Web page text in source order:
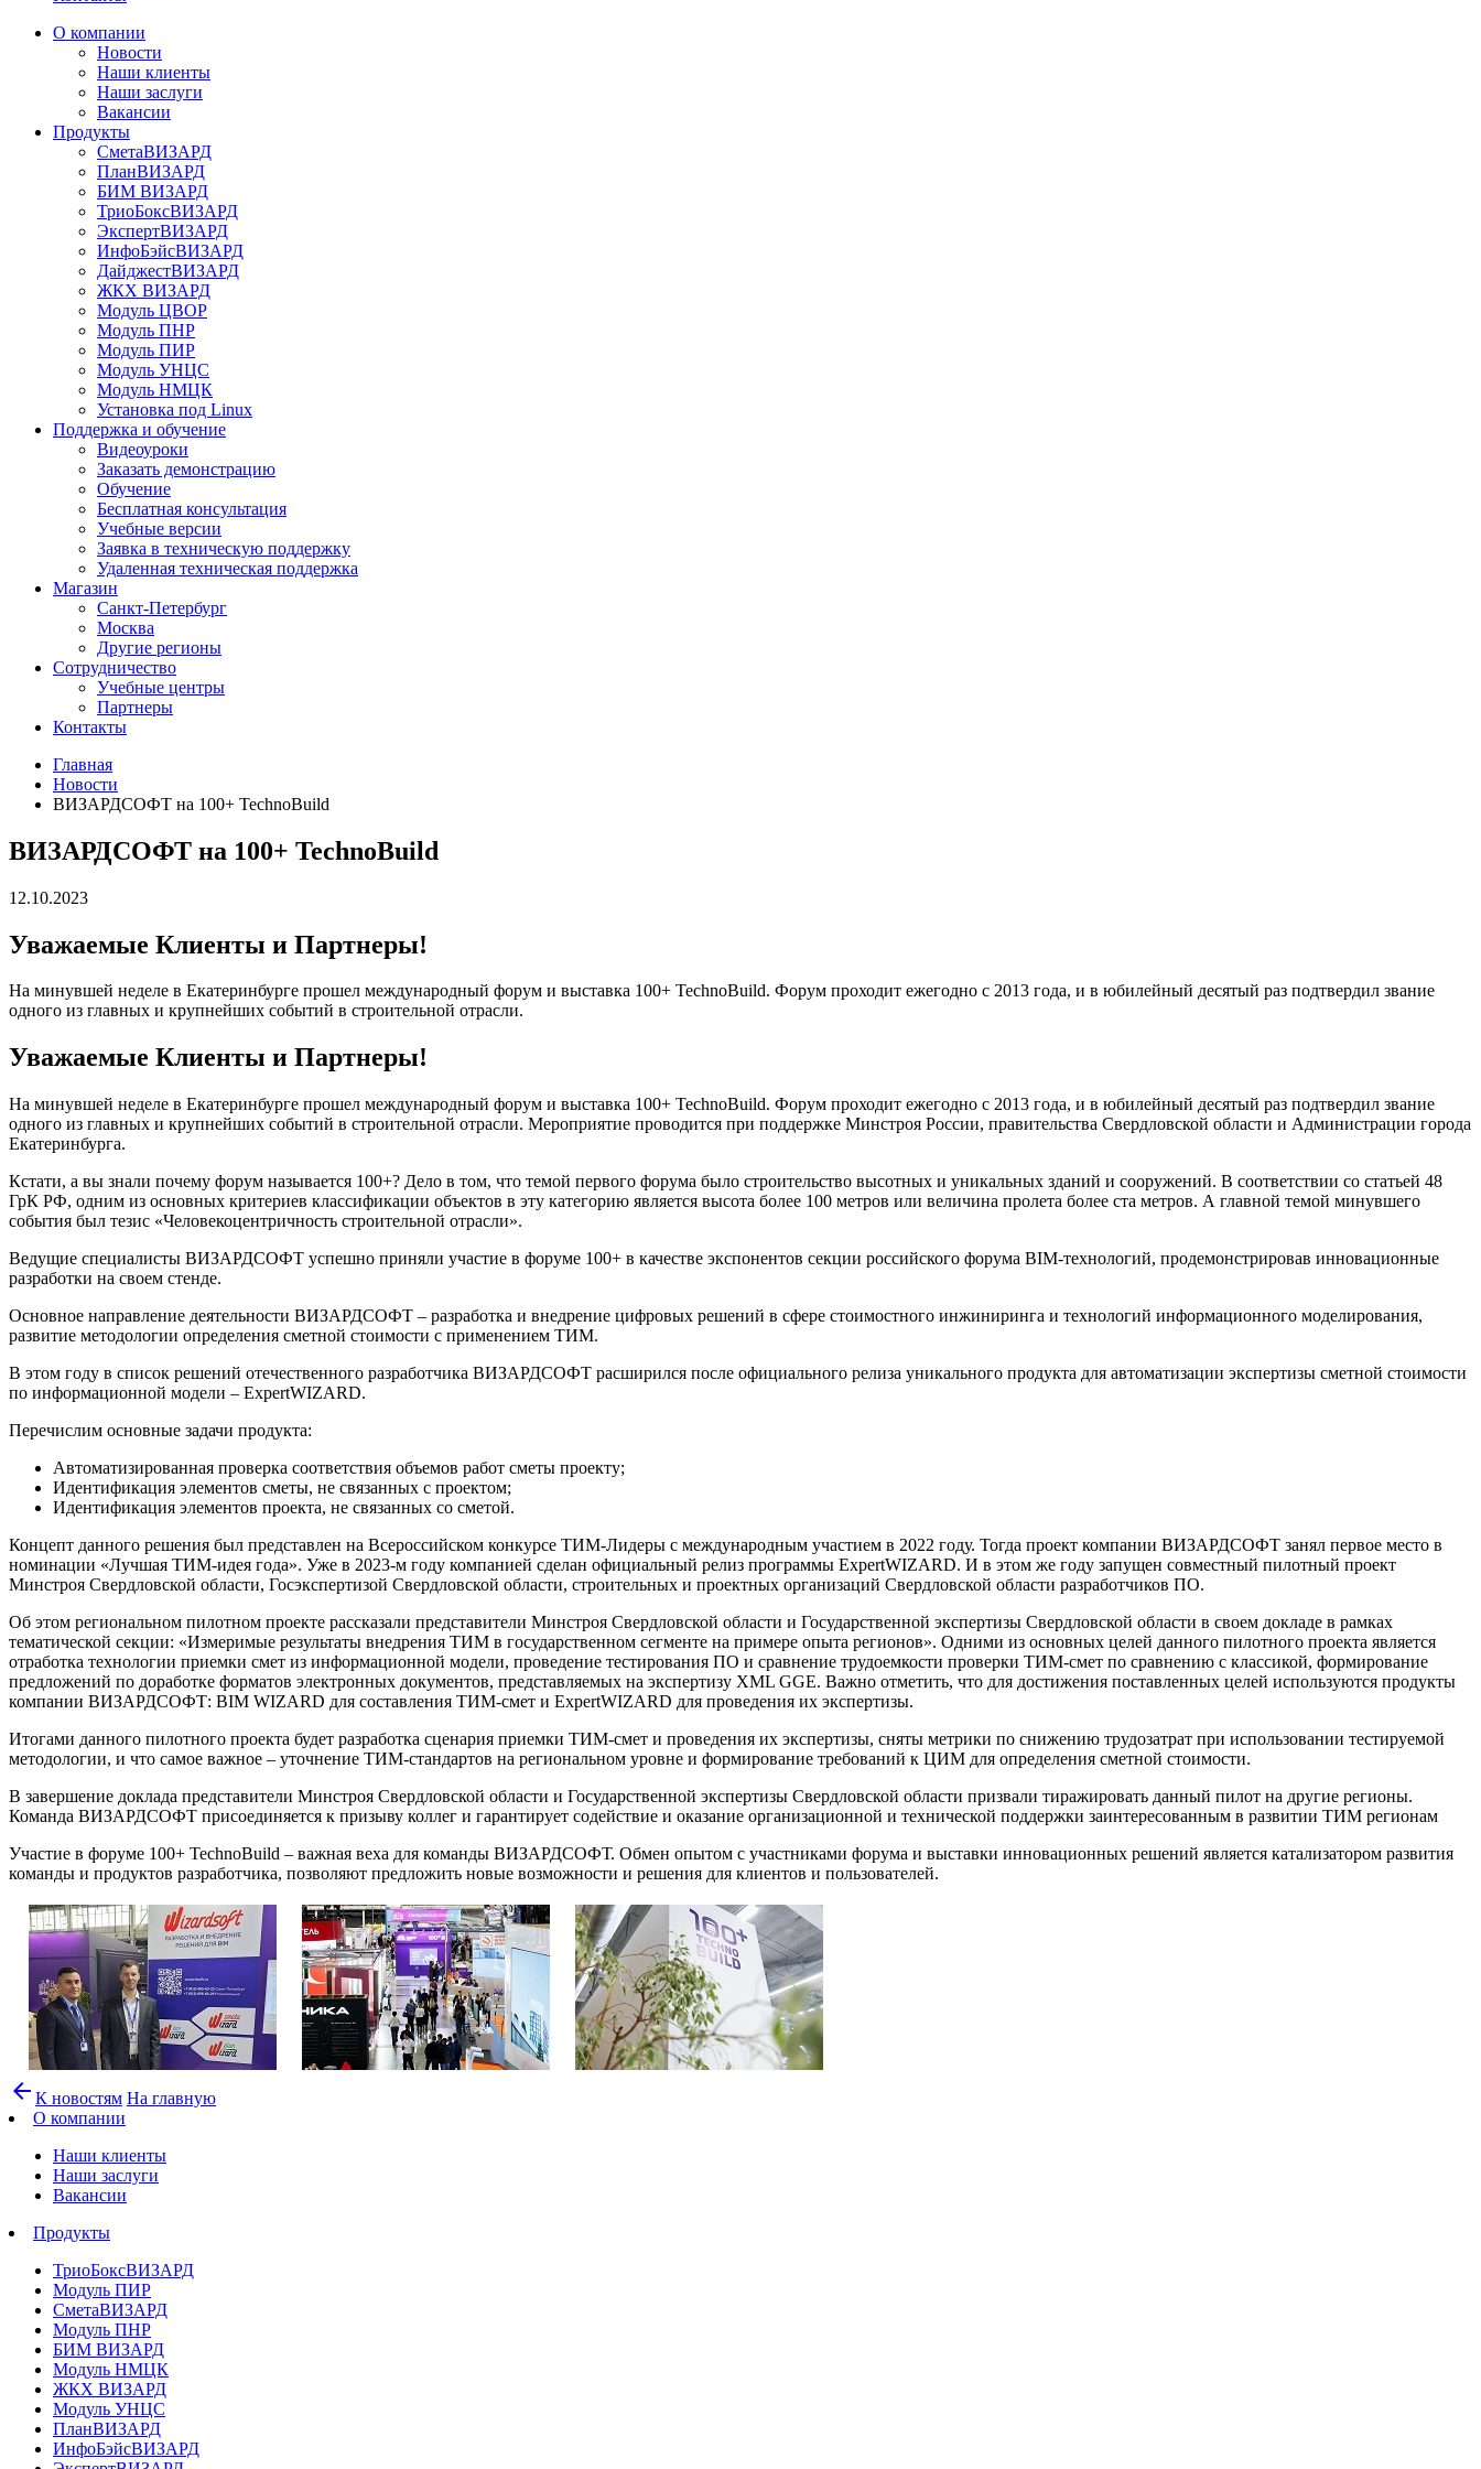
О компании
Новости
Наши клиенты
Наши заслуги
Вакансии
Продукты
СметаВИЗАРД
ПланВИЗАРД
БИМ ВИЗАРД
ТриоБоксВИЗАРД
ЭкспертВИЗАРД
ИнфоБэйсВИЗАРД
ДайджестВИЗАРД
ЖКХ ВИЗАРД
Модуль ЦВОР
Модуль ПНР
Модуль ПИР
Модуль УНЦС
Модуль НМЦК
Установка под Linux
Поддержка и обучение
Видеоуроки
Заказать демонстрацию
Обучение
Бесплатная консультация
Учебные версии
Заявка в техническую поддержку
Удаленная техническая поддержка
Магазин
Санкт-Петербург
Москва
Другие регионы
Сотрудничество
Учебные центры
Партнеры
Контакты
Главная
Новости
ВИЗАРДСОФТ на 100+ TechnoBuild
ВИЗАРДСОФТ на 100+ TechnoBuild
12.10.2023
Уважаемые Клиенты и Партнеры!
На минувшей неделе в Екатеринбурге прошел международный форум и выставка 100+ TechnoBuild. Форум проходит ежегодно с 2013 года, и в юбилейный десятый раз подтвердил звание
одного из главных и крупнейших событий в строительной отрасли.
Уважаемые Клиенты и Партнеры!
На минувшей неделе в Екатеринбурге прошел международный форум и выставка 100+ TechnoBuild. Форум проходит ежегодно с 2013 года, и в юбилейный десятый раз подтвердил звание
одного из главных и крупнейших событий в строительной отрасли. Мероприятие проводится при поддержке Минстроя России, правительства Свердловской области и Администрации города
Екатеринбурга.
Кстати, а вы знали почему форум называется 100+? Дело в том, что темой первого форума было строительство высотных и уникальных зданий и сооружений. В соответствии со статьей 48
ГрК РФ, одним из основных критериев классификации объектов в эту категорию является высота более 100 метров или величина пролета более ста метров. А главной темой минувшего
события был тезис «Человекоцентричность строительной отрасли».
Ведущие специалисты ВИЗАРДСОФТ успешно приняли участие в форуме 100+ в качестве экспонентов секции российского форума BIM-технологий, продемонстрировав инновационные
разработки на своем стенде.
Основное направление деятельности ВИЗАРДСОФТ – разработка и внедрение цифровых решений в сфере стоимостного инжиниринга и технологий информационного моделирования,
развитие методологии определения сметной стоимости с применением ТИМ.
В этом году в список решений отечественного разработчика ВИЗАРДСОФТ расширился после официального релиза уникального продукта для автоматизации экспертизы сметной стоимости
по информационной модели – ExpertWIZARD.
Перечислим основные задачи продукта:
Автоматизированная проверка соответствия объемов работ сметы проекту;
Идентификация элементов сметы, не связанных с проектом;
Идентификация элементов проекта, не связанных со сметой.
Концепт данного решения был представлен на Всероссийском конкурсе ТИМ-Лидеры с международным участием в 2022 году. Тогда проект компании ВИЗАРДСОФТ занял первое место в
номинации «Лучшая ТИМ-идея года». Уже в 2023-м году компанией сделан официальный релиз программы ExpertWIZARD. И в этом же году запущен совместный пилотный проект
Минстроя Свердловской области, Госэкспертизой Свердловской области, строительных и проектных организаций Свердловской области разработчиков ПО.
Об этом региональном пилотном проекте рассказали представители Минстроя Свердловской области и Государственной экспертизы Свердловской области в своем докладе в рамках
тематической секции: «Измеримые результаты внедрения ТИМ в государственном сегменте на примере опыта регионов». Одними из основных целей данного пилотного проекта является
отработка технологии приемки смет из информационной модели, проведение тестирования ПО и сравнение трудоемкости проверки ТИМ-смет по сравнению с классикой, формирование
предложений по доработке форматов электронных документов, представляемых на экспертизу XML GGE. Важно отметить, что для достижения поставленных целей используются продукты
компании ВИЗАРДСОФТ: BIM WIZARD для составления ТИМ-смет и ExpertWIZARD для проведения их экспертизы.
Итогами данного пилотного проекта будет разработка сценария приемки ТИМ-смет и проведения их экспертизы, сняты метрики по снижению трудозатрат при использовании тестируемой
методологии, и что самое важное – уточнение ТИМ-стандартов на региональном уровне и формирование требований к ЦИМ для определения сметной стоимости.
В завершение доклада представители Минстроя Свердловской области и Государственной экспертизы Свердловской области призвали тиражировать данный пилот на другие регионы.
Команда ВИЗАРДСОФТ присоединяется к призыву коллег и гарантирует содействие и оказание организационной и технической поддержки заинтересованным в развитии ТИМ регионам
Участие в форуме 100+ TechnoBuild – важная веха для команды ВИЗАРДСОФТ. Обмен опытом с участниками форума и выставки инновационных решений является катализатором развития
команды и продуктов разработчика, позволяют предложить новые возможности и решения для клиентов и пользователей.
arrow_back К новостям На главную
О компании
Наши клиенты
Наши заслуги
Вакансии
Продукты
ТриоБоксВИЗАРД
Модуль ПИР
СметаВИЗАРД
Модуль ПНР
БИМ ВИЗАРД
Модуль НМЦК
ЖКХ ВИЗАРД
Модуль УНЦС
ПланВИЗАРД
ИнфоБэйсВИЗАРД